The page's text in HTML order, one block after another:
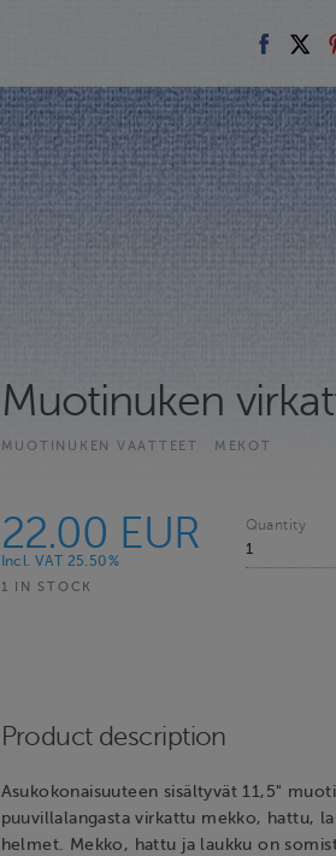
Muotinuken
MUOTINUKEN VAATTEET MEKOT
22.00 EUR
Incl. VAT 25.50%
1 IN STOCK
Quantity
Product description
Asukokonaisuuteen sisältyvät 11,5"
puuvillalangasta virkattu mekko, hattu,
helmet. Mekko, hattu ja laukku on